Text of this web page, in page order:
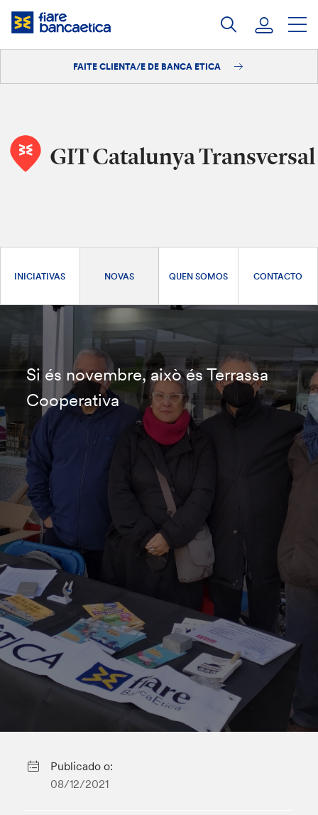
Saltar
FAITE CLIENTA/E DE BANCA ETICA
GIT Catalunya Transversal
INICIATIVAS NOVAS QUEN SOMOS CONTACTO
Si és novembre, això és Terrassa
Cooperativa
Publicado o:
08/12/2021